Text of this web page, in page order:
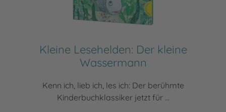
Kleine Lesehelden: Der kleine
Wassermann
Kenn ich, lieb ich, les ich: Der berühmte
Kinderbuchklassiker jetzt für ...